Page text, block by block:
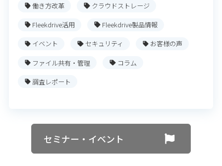
働き方改革 クラウドストレージ
Fleekdrive活用 Fleekdrive製品情報
イベント セキュリティ お客様の声
ファイル共有・管理 コラム
調査レポート
セミナー・イベント